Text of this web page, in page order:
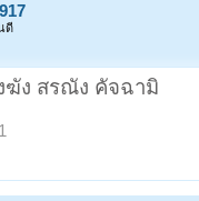
ดี
ฆัง สรณัง คัจฉามิ